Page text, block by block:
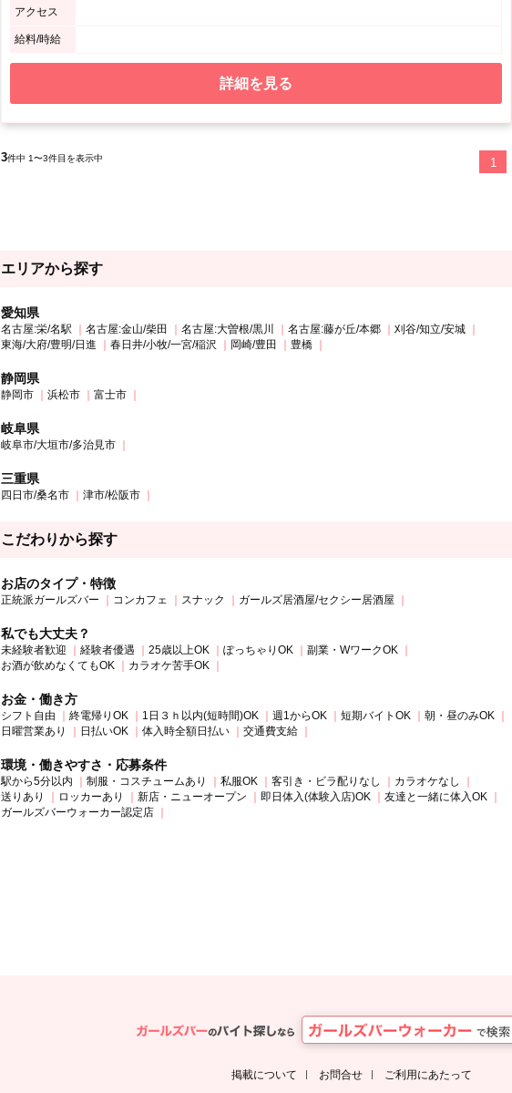
アクセス
給料/時給
詳細を見る
3件中 1〜3件目を表示中 1
エリアから探す
愛知県
名古屋:栄/名駅 名古屋:金山/柴田 名古屋:大曽根/黒川 名古屋:藤が丘/本郷
刈谷/知立/安城
東海/大府/豊明/日進
春日井/小牧/一宮/稲沢 岡崎/豊田 豊橋
静岡県
静岡市 浜松市 富士市
岐阜県
岐阜市/大垣市/多治見市
三重県
四日市/桑名市 津市/松阪市
こだわりから探す
お店のタイプ・特徴
正統派ガールズバー コンカフェ スナック ガールズ居酒屋/セクシー居酒屋
私でも大丈夫？
未経験者歓迎 経験者優遇 25歳以上OK ぽっちゃりOK
副業・WワークOK
お酒が飲めなくてもOK
カラオケ苦手OK
お金・働き方
シフト自由 終電帰りOK 1日３ｈ以内(短時間)OK 週1からOK 短期バイトOK
朝・昼のみOK
日曜営業あり
日払いOK 体入時全額日払い 交通費支給
環境・働きやすさ・応募条件
駅から5分以内 制服・コスチュームあり 私服OK 客引き・ビラ配りなし
カラオケなし
送りあり
ロッカーあり 新店・ニューオープン 即日体入(体験入店)OK
友達と一緒に体入OK
ガールズバーウォーカー認定店
掲載について お問合せ ご利用にあたって